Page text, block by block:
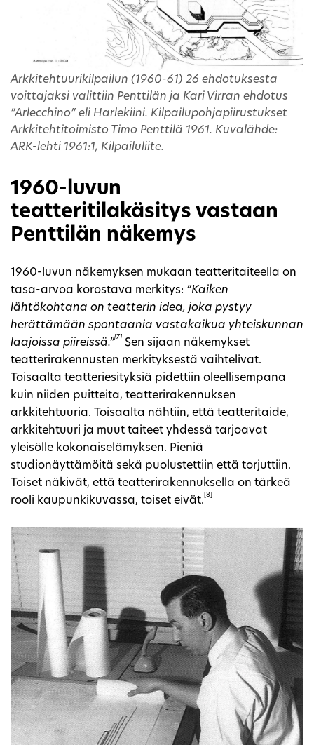
Arkkitehtuurikilpailun (1960-61) 26 ehdotuksesta
voittajaksi valittiin Penttilän ja Kari Virran ehdotus
”Arlecchino” eli Harlekiini. Kilpailupohjapiirustukset
Arkkitehtitoimisto Timo Penttilä 1961. Kuvalähde:
ARK-lehti 1961:1, Kilpailuliite.
1960-luvun
teatteritilakäsitys vastaan
Penttilän näkemys
1960-luvun näkemyksen mukaan teatteritaiteella on
tasa-arvoa korostava merkitys: ”Kaiken
lähtökohtana on teatterin idea, joka pystyy
herättämään spontaania vastakaikua yhteiskunnan
laajoissa piireissä.”
[7]
Sen sijaan näkemykset
teatterirakennusten merkityksestä vaihtelivat.
Toisaalta teatteriesityksiä pidettiin oleellisempana
kuin niiden puitteita, teatterirakennuksen
arkkitehtuuria. Toisaalta nähtiin, että teatteritaide,
arkkitehtuuri ja muut taiteet yhdessä tarjoavat
yleisölle kokonaiselämyksen. Pieniä
studionäyttämöitä sekä puolustettiin että torjuttiin.
Toiset näkivät, että teatterirakennuksella on tärkeä
rooli kaupunkikuvassa, toiset eivät.
[8]